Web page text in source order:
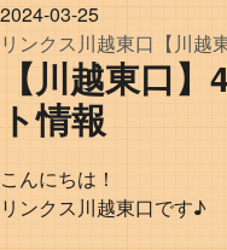
2024-03-25
リンクス川越東口 【川越
【川越東口
ト情報
こんにちは！
リンクス川越東口です♪